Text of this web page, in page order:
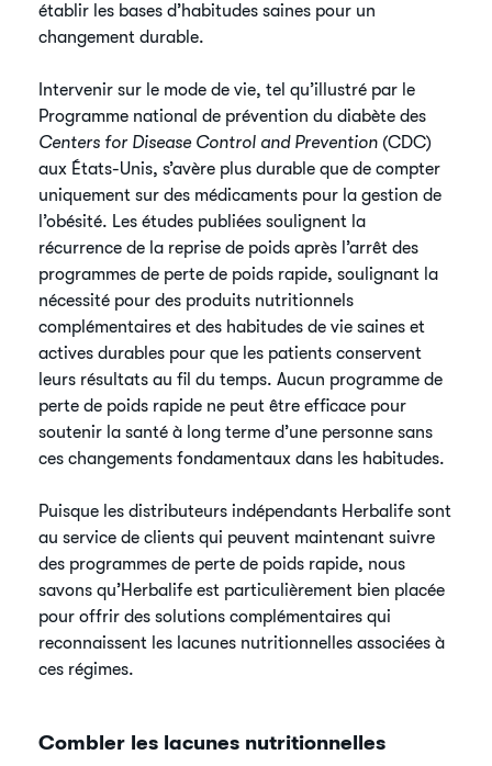
établir les bases d’habitudes saines pour un
changement durable.
Intervenir sur le mode de vie, tel qu’illustré par le
Programme national de prévention du diabète des
Centers for Disease Control and Prevention (CDC)
aux États-Unis, s’avère plus durable que de compter
uniquement sur des médicaments pour la gestion de
l’obésité. Les études publiées soulignent la
récurrence de la reprise de poids après l’arrêt des
programmes de perte de poids rapide, soulignant la
nécessité pour des produits nutritionnels
complémentaires et des habitudes de vie saines et
actives durables pour que les patients conservent
leurs résultats au fil du temps. Aucun programme de
perte de poids rapide ne peut être efficace pour
soutenir la santé à long terme d’une personne sans
ces changements fondamentaux dans les habitudes.
Puisque les distributeurs indépendants Herbalife sont
au service de clients qui peuvent maintenant suivre
des programmes de perte de poids rapide, nous
savons qu’Herbalife est particulièrement bien placée
pour offrir des solutions complémentaires qui
reconnaissent les lacunes nutritionnelles associées à
ces régimes.
Combler les lacunes nutritionnelles